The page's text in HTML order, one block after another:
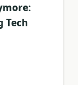
Tech